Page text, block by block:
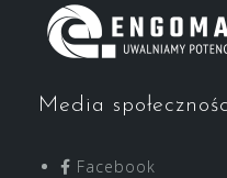
Media
Facebook